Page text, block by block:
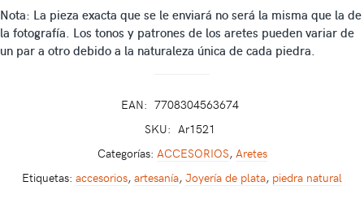
Nota: La pieza exacta que se le enviará no será la misma que la de
la fotografía. Los tonos y patrones de los aretes pueden variar de
un par a otro debido a la naturaleza única de cada piedra.
EAN: 7708304563674
SKU: Ar1521
Categorías: ACCESORIOS, Aretes
Etiquetas: accesorios, artesanía, Joyería de plata, piedra natural